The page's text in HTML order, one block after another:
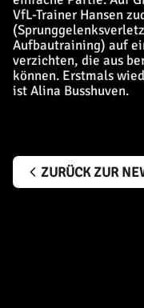
VfL-Trainer Hansen
Aufbautraining) auf
verzichten, die aus
können. Erstmals
ist Alina Busshuven.
ZURÜCK ZUR